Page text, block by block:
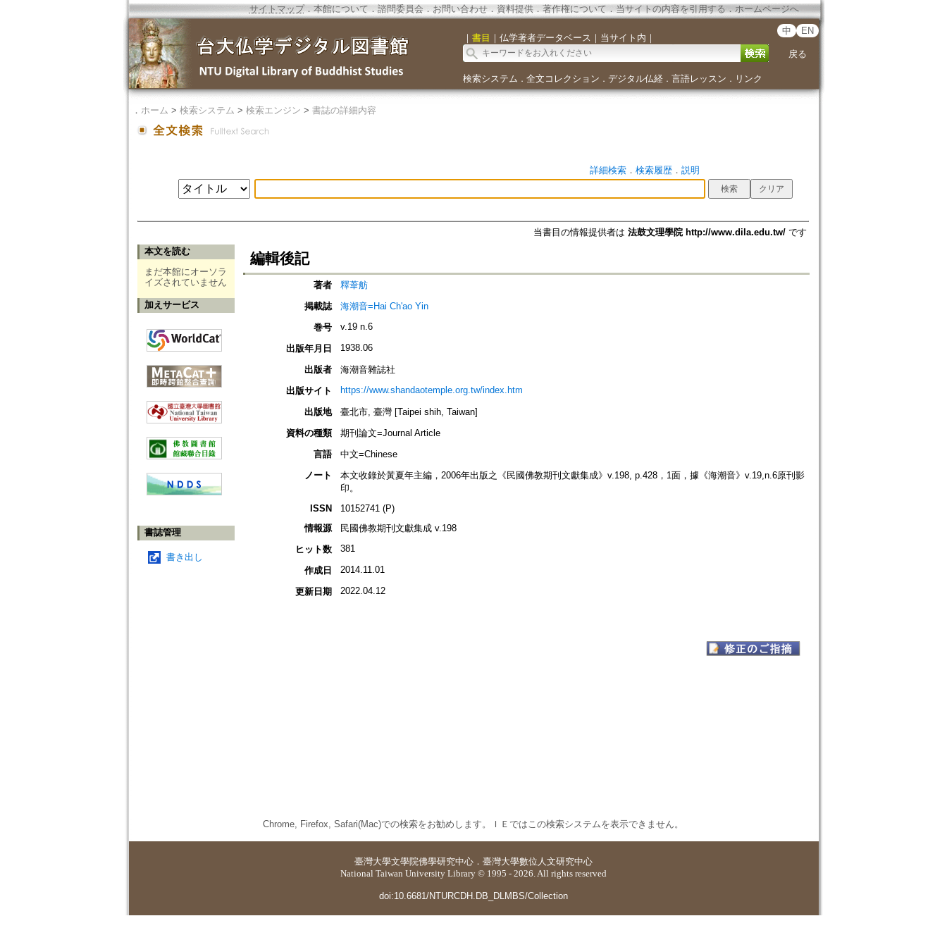
サイトマップ．本館について ． 諮問委員会． お問い合わせ． 資料提供． 著作権について．当サイトの内容を引用する ． ホームページへ
｜ 書目 ｜ 仏学著者データベース ｜ 当サイト内 ｜
中 EN
戻る
検索システム ． 全文コレクション ． デジタル仏経． 言語レッスン ． リンク
． ホーム > 検索システム > 検索エンジン > 書誌の詳細内容
詳細検索． 検索履歴． 説明
当書目の情報提供者は 法鼓文理學院 http://www.dila.edu.tw/です
本文を読む
まだ本館にオーソラ
イズされていません
加えサービス
書誌管理
書き出し
編輯後記
著者
釋葦舫
掲載誌
海潮音=Hai Ch'ao Yin
巻号
v.19 n.6
出版年月日 1938.06
出版者
海潮音雜誌社
出版サイト
https://www.shandaotemple.org.tw/index.htm
出版地
臺北市, 臺灣 [Taipei shih, Taiwan]
資料の種類
期刊論文=Journal Article
言語
中文=Chinese
ノート
本文收錄於黃夏年主編，2006年出版之《民國佛教期刊文獻集成》v.198, p.428，1面，據《海潮音》v.19,n.6原刊影
印。
ISSN
10152741 (P)
情報源
民國佛教期刊文獻集成 v.198
ヒット数
381
作成日 2014.11.01
更新日期 2022.04.12
Chrome, Firefox, Safari(Mac)での検索をお勧めします。ＩＥではこの検索システムを表示できません。
臺灣大學文學院佛學研究中心 ． 臺灣大學數位人文研究中心
National Taiwan University Library © 1995 - 2026. All rights reserved
doi:10.6681/NTURCDH.DB_DLMBS/Collection